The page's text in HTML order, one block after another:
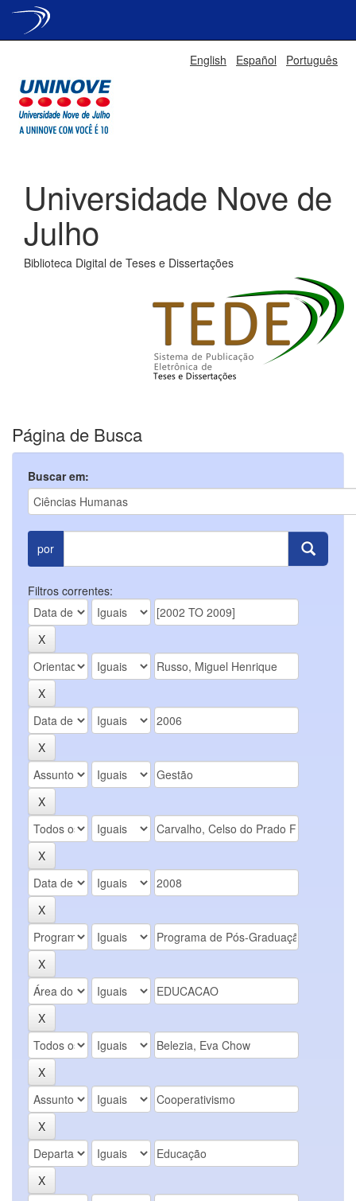
English Español Português
Universidade Nove de
Julho
Biblioteca Digital de Teses e Dissertações
Página de Busca
Buscar em:
por
Filtros correntes: